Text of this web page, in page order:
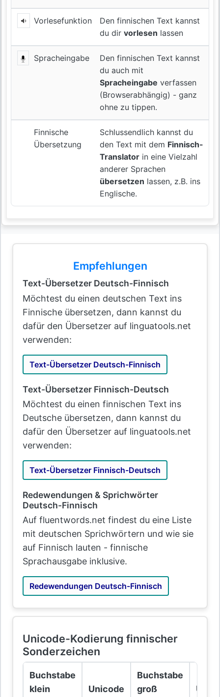
Vorlesefunktion
Den finnischen Text kannst
du dirvorlesen lassen
Spracheingabe
Den finnischen Text kannst
du auch mit
Spracheingabe verfassen
(Browserabhängig) - ganz
ohne zu tippen.
Finnische
Übersetzung
Schlussendlich kannst du
den Text mit dem Finnisch-
Translator in eine Vielzahl
anderer Sprachen
übersetzen lassen, z.B. ins
Englische.
Empfehlungen
Text-Übersetzer Deutsch-Finnisch
Möchtest du einen deutschen Text ins
Finnische übersetzen, dann kannst du
dafür den Übersetzer auf linguatools.net
verwenden:
Text-Übersetzer Deutsch-Finnisch
Text-Übersetzer Finnisch-Deutsch
Möchtest du einen finnischen Text ins
Deutsche übersetzen, dann kannst du
dafür den Übersetzer auf linguatools.net
verwenden:
Text-Übersetzer Finnisch-Deutsch
Redewendungen & Sprichwörter
Deutsch-Finnisch
Auf fluentwords.net findest du eine Liste
mit deutschen Sprichwörtern und wie sie
auf Finnisch lauten - finnische
Sprachausgabe inklusive.
Redewendungen Deutsch-Finnisch
Unicode-Kodierung finnischer
Sonderzeichen
Buchstabe
klein
Unicode
Buchstabe
groß